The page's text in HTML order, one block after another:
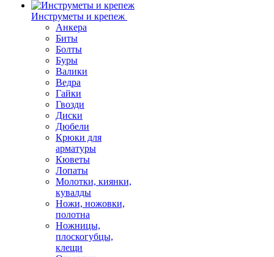
Инструметы и крепеж
Анкера
Биты
Болты
Буры
Валики
Ведра
Гайки
Гвозди
Диски
Дюбели
Крюки для
арматуры
Кюветы
Лопаты
Молотки, киянки,
кувалды
Ножи, ножовки,
полотна
Ножницы,
плоскогубцы,
клещи